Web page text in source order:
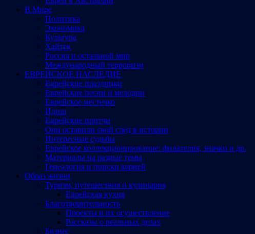
В Мире
Политика
Экономика
Культура
Хайтек
Россия и остальной мир
Международный терроризм
ЕВРЕЙСКОЕ НАСЛЕДИЕ
Еврейские праздники
Еврейские песни и мелодии
Еврейское местечко
Идиш
Еврейские притчи
Они оставили свой след в истории
Интересные судьбы
Еврейское коллекционирование: филателия, значки и др.
Материалы на разные темы
Генеалогия и поиски корней
Образ жизни
Туризм, путешествия и кулинария
Еврейская кухня
Благотворительность
Проекты и их осуществление
Рассказы о реальных делах
Бизнес